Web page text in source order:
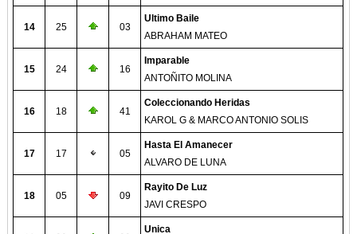
14 25 03
Ultimo Baile
ABRAHAM MATEO
15 24 16
Imparable
ANTOÑITO MOLINA
16 18 41
Coleccionando Heridas
KAROL G & MARCO ANTONIO SOLIS
17 17 05
Hasta El Amanecer
ALVARO DE LUNA
18 05 09
Rayito De Luz
JAVI CRESPO
Unica